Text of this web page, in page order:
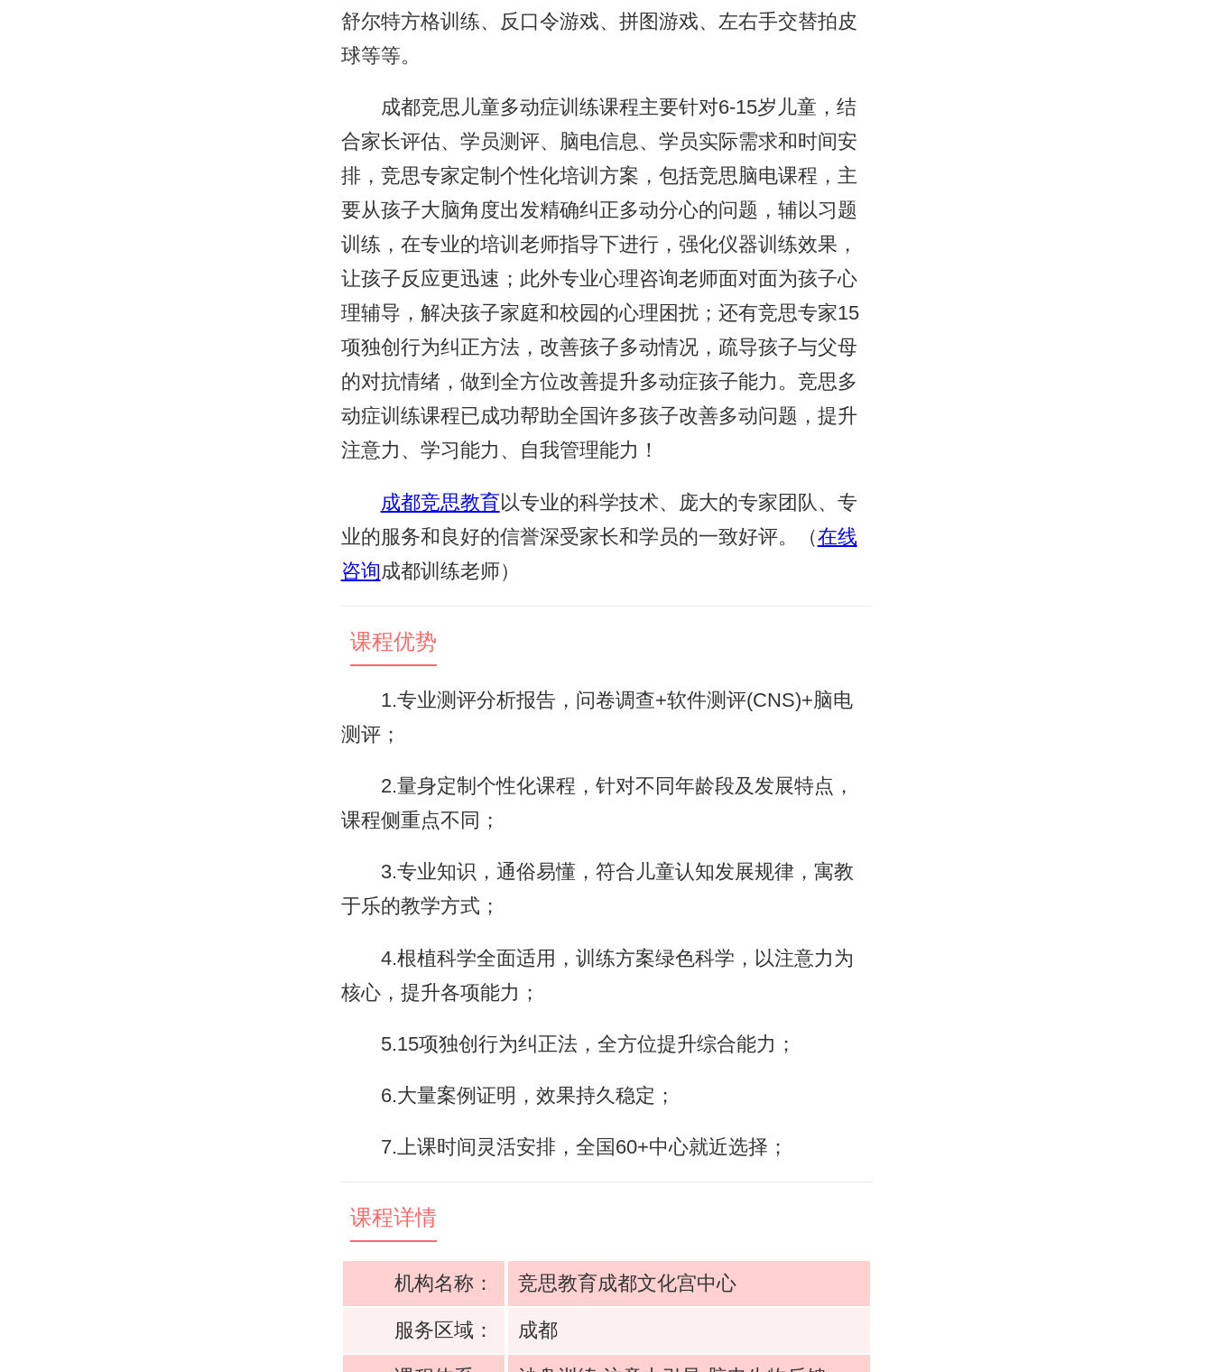
舒尔特方格训练、反口令游戏、拼图游戏、左右手交替拍皮
球等等。
成都竞思儿童多动症训练课程主要针对6-15岁儿童，结
合家长评估、学员测评、脑电信息、学员实际需求和时间安
排，竞思专家定制个性化培训方案，包括竞思脑电课程，主
要从孩子大脑角度出发精确纠正多动分心的问题，辅以习题
训练，在专业的培训老师指导下进行，强化仪器训练效果，
让孩子反应更迅速；此外专业心理咨询老师面对面为孩子心
理辅导，解决孩子家庭和校园的心理困扰；还有竞思专家15
项独创行为纠正方法，改善孩子多动情况，疏导孩子与父母
的对抗情绪，做到全方位改善提升多动症孩子能力。竞思多
动症训练课程已成功帮助全国许多孩子改善多动问题，提升
注意力、学习能力、自我管理能力！
成都竞思教育以专业的科学技术、庞大的专家团队、专
业的服务和良好的信誉深受家长和学员的一致好评。（在线
咨询成都训练老师）
课程优势
1.专业测评分析报告，问卷调查+软件测评(CNS)+脑电
测评；
2.量身定制个性化课程，针对不同年龄段及发展特点，
课程侧重点不同；
3.专业知识，通俗易懂，符合儿童认知发展规律，寓教
于乐的教学方式；
4.根植科学全面适用，训练方案绿色科学，以注意力为
核心，提升各项能力；
5.15项独创行为纠正法，全方位提升综合能力；
6.大量案例证明，效果持久稳定；
7.上课时间灵活安排，全国60+中心就近选择；
课程详情
机构名称： 竞思教育成都文化宫中心
服务区域： 成都